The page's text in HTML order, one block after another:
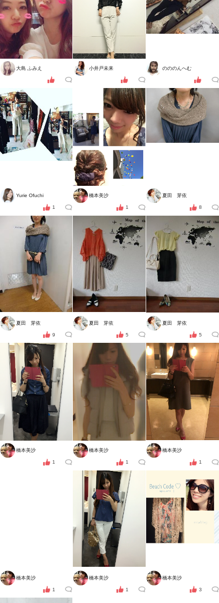
大島 ふみえ 小井戸未来 のののんへむ
Yurie Ofuchi
1
橋本美沙
1
夏田 芽依
8
夏田 芽依
9
夏田 芽依
5
夏田 芽依
5
橋本美沙
1
橋本美沙
1
橋本美沙
1
橋本美沙
1
橋本美沙
1
橋本美沙
3